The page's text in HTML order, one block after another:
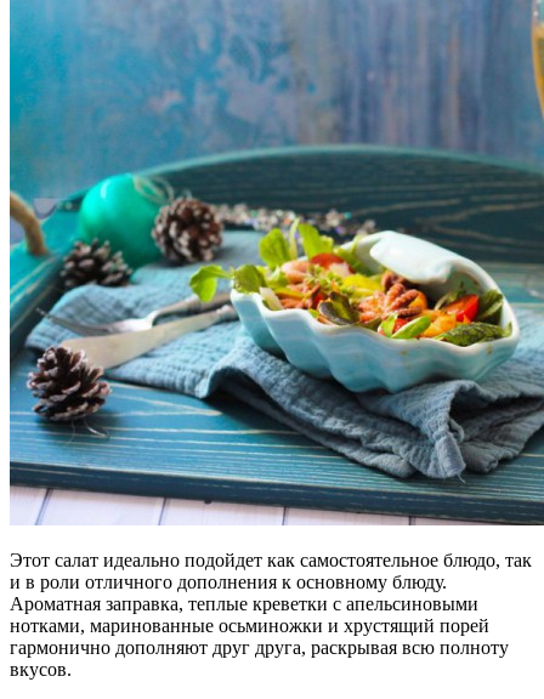
Этот салат идеально подойдет как самостоятельное блюдо, так
и в роли отличного дополнения к основному блюду.
Ароматная заправка, теплые креветки с апельсиновыми
нотками, маринованные осьминожки и хрустящий порей
гармонично дополняют друг друга, раскрывая всю полноту
вкусов.